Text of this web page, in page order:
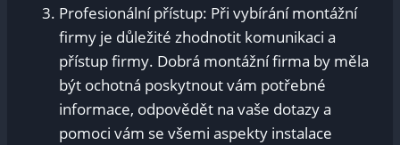
Profesionální přístup: Při vybírání montážní
firmy je důležité zhodnotit komunikaci a
přístup firmy. Dobrá montážní firma by měla
být ochotná poskytnout vám potřebné
informace, odpovědět na vaše dotazy a
pomoci vám se všemi aspekty instalace